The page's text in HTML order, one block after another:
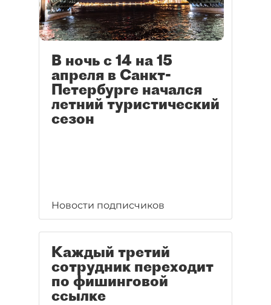
В ночь с 14 на 15
апреля в Санкт-
Петербурге начался
летний туристический
сезон
Новости подписчиков
Каждый третий
сотрудник переходит
по фишинговой
ссылке